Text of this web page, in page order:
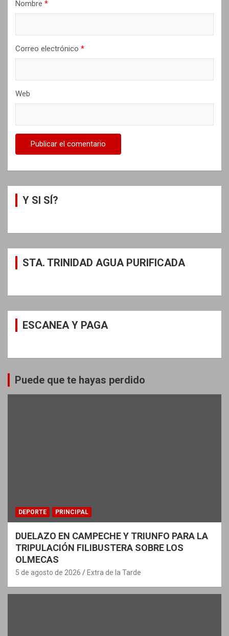
Nombre *
Correo electrónico *
Web
Y SI SÍ?
STA. TRINIDAD AGUA PURIFICADA
ESCANEA Y PAGA
Puede que te hayas perdido
DEPORTE PRINCIPAL
DUELAZO EN CAMPECHE Y TRIUNFO PARA LA
TRIPULACIÓN FILIBUSTERA SOBRE LOS
OLMECAS
5 de agosto de 2026 Extra de la Tarde